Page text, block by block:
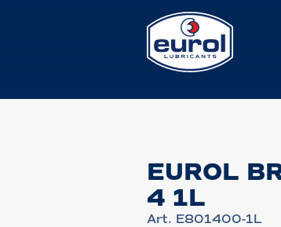
EUROL
4 1L
Art. E801400-1L